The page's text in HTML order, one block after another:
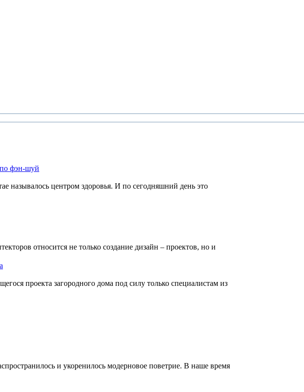
фэн-шуй
называлось центром здоровья. И по сегодняшний день это
относится не только создание дизайн – проектов, но и
проекта загородного дома под силу только специалистам из
и укоренилось модерновое поветрие. В наше время